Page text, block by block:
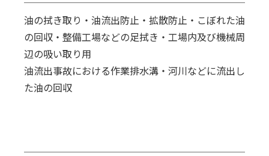
油の拭き取り・油流出防止・拡散防止・こぼれた油
の回収・ 整備工場などの足拭き・ 工場内及び機械周
辺の吸い取り用
油流出事故における作業排水溝・河川などに流出し
た油の回収